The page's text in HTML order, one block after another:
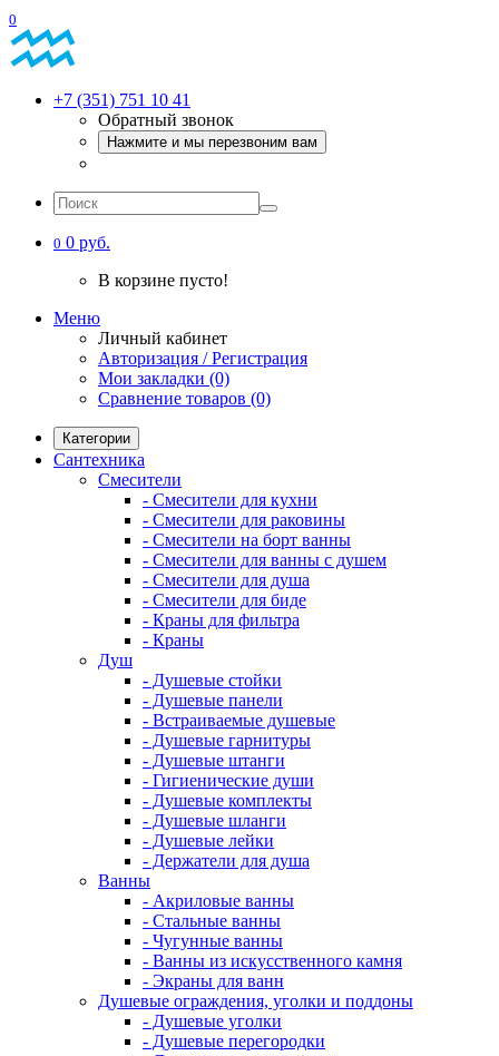
0
+7 (351) 751 10 41
Обратный звонок
Нажмите и мы перезвоним вам
0 0 руб.
В корзине пусто!
Меню
Личный кабинет
Авторизация / Регистрация
Мои закладки (0)
Сравнение товаров (0)
Категории
Сантехника
Смесители
- Смесители для кухни
- Смесители для раковины
- Смесители на борт ванны
- Смесители для ванны с душем
- Смесители для душа
- Смесители для биде
- Краны для фильтра
- Краны
Душ
- Душевые стойки
- Душевые панели
- Встраиваемые душевые
- Душевые гарнитуры
- Душевые штанги
- Гигиенические души
- Душевые комплекты
- Душевые шланги
- Душевые лейки
- Держатели для душа
Ванны
- Акриловые ванны
- Стальные ванны
- Чугунные ванны
- Ванны из искусственного камня
- Экраны для ванн
Душевые ограждения, уголки и поддоны
- Душевые уголки
- Душевые перегородки